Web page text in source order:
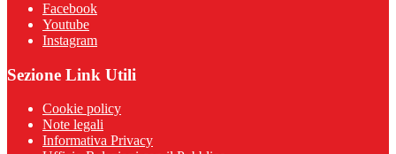
Facebook
Youtube
Instagram
Sezione Link Utili
Cookie policy
Note legali
Informativa Privacy